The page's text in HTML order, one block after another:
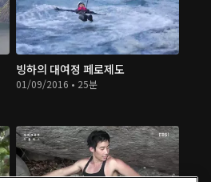
빙하의 대여정 페로제도
01/09/2016 • 25분